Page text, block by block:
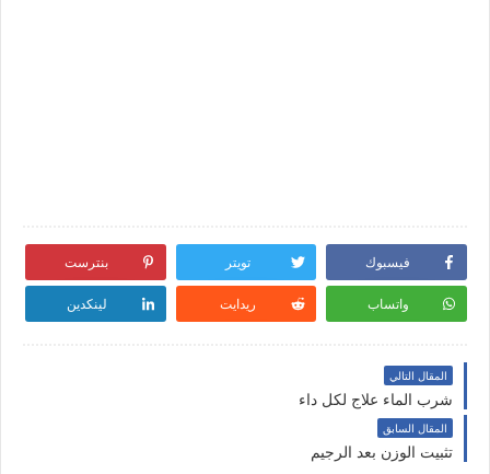
فيسبوك تويتر بنترست
واتساب ريدايت لينكدين
المقال التالي
شرب الماء علاج لكل داء
المقال السابق
تثبيت الوزن بعد الرجيم